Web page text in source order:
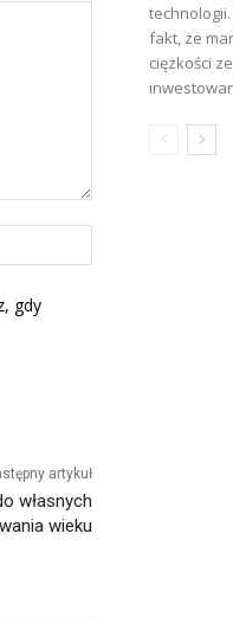
Internetowa:
gdy
artykuł
własnych
wieku
fakt, że
ciężkości